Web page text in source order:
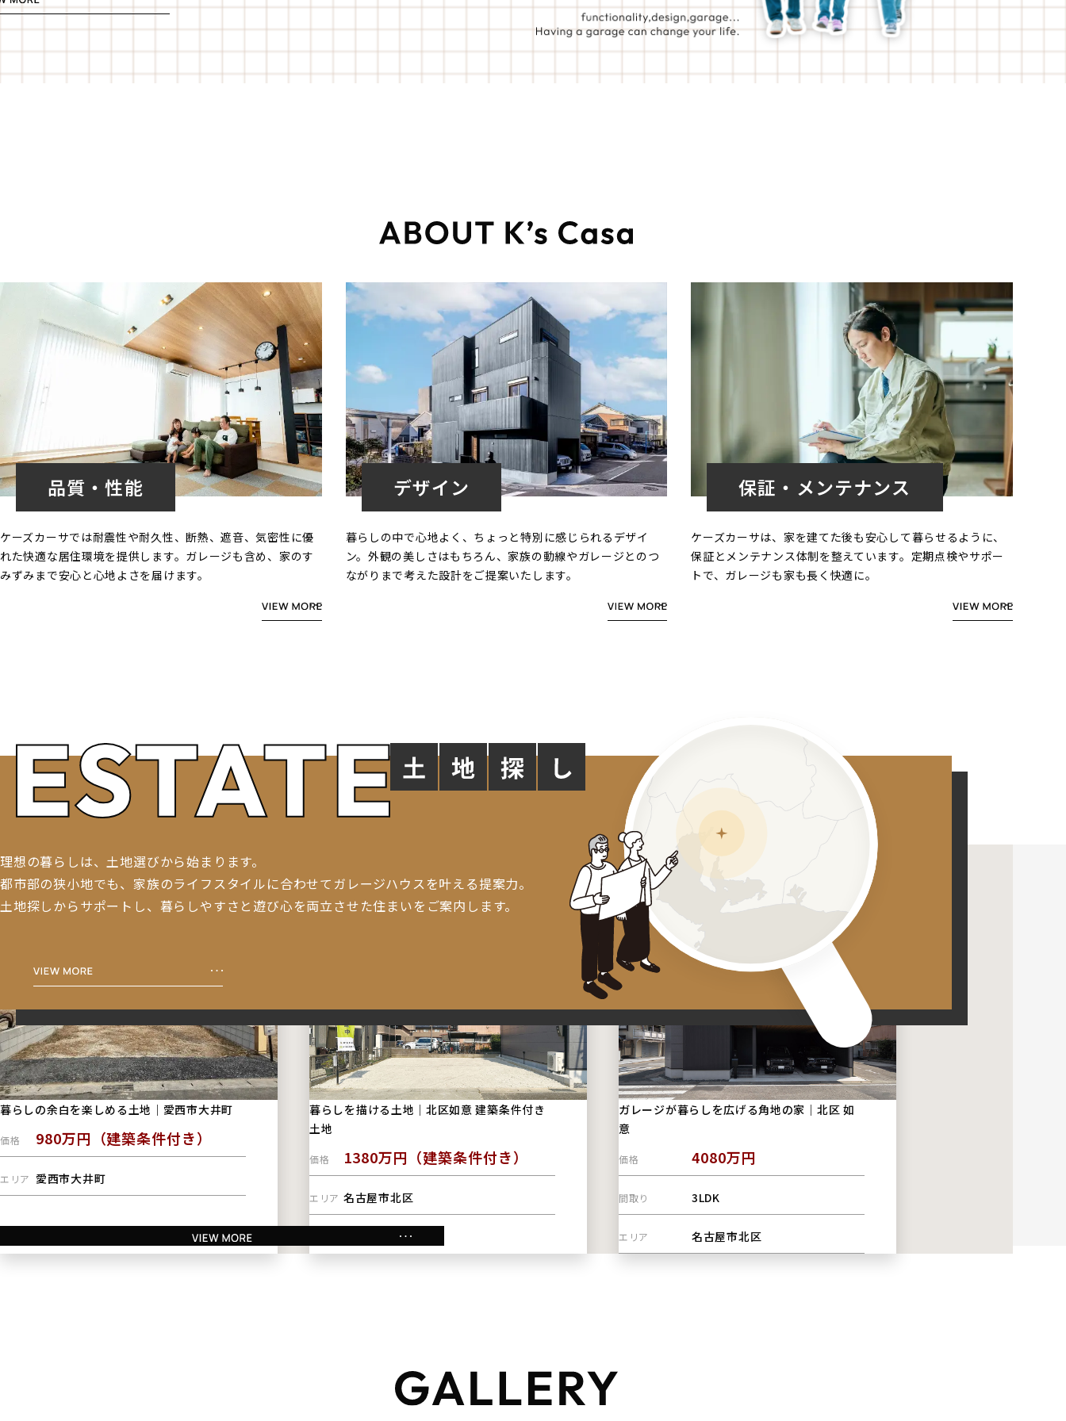
品質・性能
ケーズカーサでは耐震性や耐久性、断熱、遮音、気密性に優
れた快適な居住環境を提供します。ガレージも含め、家のす
みずみまで安心と心地よさを届けます。
デザイン
暮らしの中で心地よく、ちょっと特別に感じられるデザイ
ン。外観の美しさはもちろん、家族の動線やガレージとのつ
ながりまで考えた設計をご提案いたします。
保証・メンテナンス
ケーズカーサは、家を建てた後も安心して暮らせるように、
保証とメンテナンス体制を整えています。定期点検やサポー
トで、ガレージも家も長く快適に。
理想の暮らしは、土地選びから始まります。
都市部の狭小地でも、家族のライフスタイルに合わせてガレージハウスを叶える提案力。
土地探しからサポートし、暮らしやすさと遊び心を両立させた住まいをご案内します。
暮らしの余白を楽しめる土地｜愛西市大井町
価格 980万円（建築条件付き）
エリア 愛西市大井町
暮らしを描ける土地｜北区如意 建築条件付き
土地
価格 1380万円（建築条件付き）
エリア 名古屋市北区
ガレージが暮らしを広げる角地の家｜北区 如
意
価格 4080万円
間取り 3LDK
エリア 名古屋市北区